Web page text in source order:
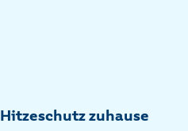
Hitzeschutz zuhause